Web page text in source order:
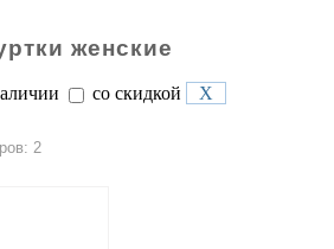
женские
со скидкой X
2